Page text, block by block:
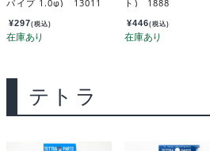
パイプ 1.0φ) 13011
¥297(税込)
ト) 1888
¥446(税込)
テトラ